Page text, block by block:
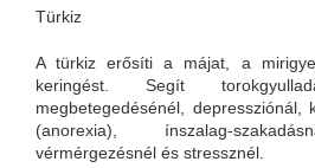
Türkiz
A türkiz erősíti a májat, a
keringést. Segít
megbetegedésénél, depressziónál,
(anorexia), ínszalag-
vérmérgezésnél és stressznél.